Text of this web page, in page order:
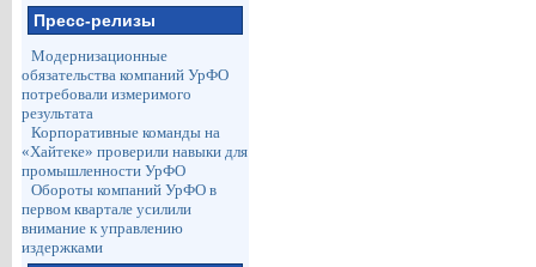
Пресс-релизы
Модернизационные
обязательства компаний УрФО
потребовали измеримого
результата
Корпоративные команды на
«Хайтеке» проверили навыки для
промышленности УрФО
Обороты компаний УрФО в
первом квартале усилили
внимание к управлению
издержками